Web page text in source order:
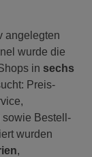
angelegten
wurde die
in sechs
Preis-
sowie Bestell-
wurden
,